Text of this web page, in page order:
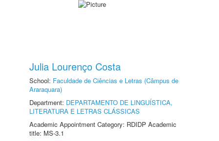
Julia Lourenço Costa
School: Faculdade de Ciências e Letras (Câmpus de
Araraquara)
Department: DEPARTAMENTO DE LINGUÍSTICA,
LITERATURA E LETRAS CLÁSSICAS
Academic Appointment Category: RDIDP Academic
title: MS-3.1